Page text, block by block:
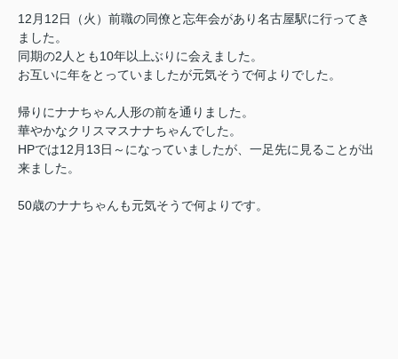
12月12日（火） 前職の同僚と忘年会があり名古屋駅に行ってき
ました。
同期の2人とも10年以上ぶりに会えました。
お互いに年をとっていましたが元気そうで何よりでした。
帰りにナナちゃん人形の前を通りました。
華やかなクリスマスナナちゃんでした。
HPでは12月13日～になっていましたが、一足先に見ることが出
来ました。
50歳のナナちゃんも元気そうで何よりです。